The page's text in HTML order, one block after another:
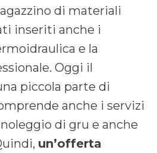
di materiali
inseriti anche i
e la
Oggi il
piccola parte di
anche i servizi
di gru e anche
un’offerta